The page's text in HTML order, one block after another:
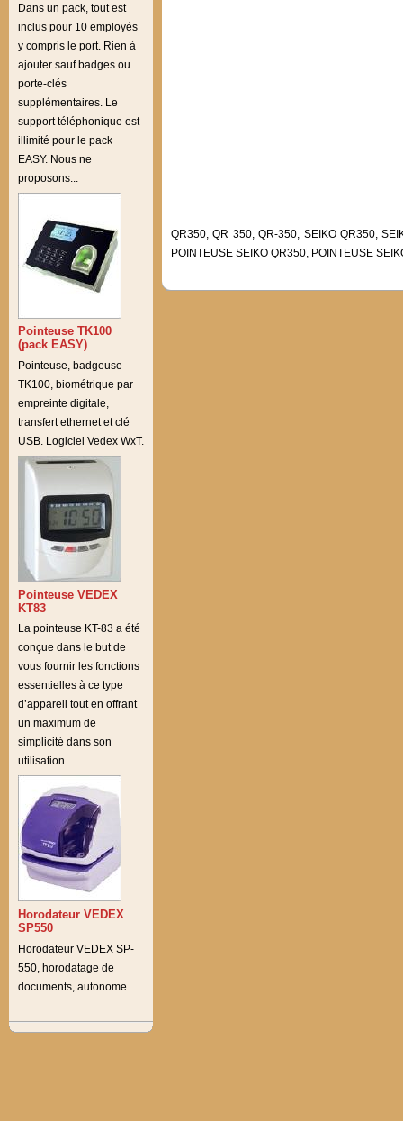
Dans un pack, tout est
inclus pour 10 employés
y compris le port. Rien à
ajouter sauf badges ou
porte-clés
supplémentaires. Le
support téléphonique est
illimité pour le pack
EASY. Nous ne
proposons...
Pointeuse TK100
(pack EASY)
Pointeuse, badgeuse
TK100, biométrique par
empreinte digitale,
transfert ethernet et clé
USB. Logiciel Vedex WxT.
Pointeuse VEDEX
KT83
La pointeuse KT-83 a été
conçue dans le but de
vous fournir les fonctions
essentielles à ce type
d’appareil tout en offrant
un maximum de
simplicité dans son
utilisation.
Horodateur VEDEX
SP550
Horodateur VEDEX SP-
550, horodatage de
documents, autonome.
QR350, QR 350, QR-350, SEIKO QR350,
POINTEUSE SEIKO QR350, POINTEUSE